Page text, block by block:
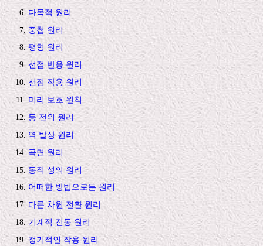
다목적 원리
중첩 원리
평형 원리
선점 반응 원리
선점 작용 원리
미리 보호 원칙
등 전위 원리
역 발상 원리
곡면 원리
동적 성의 원리
어떠한 방법으로든 원리
다른 차원 전환 원리
기계적 진동 원리
정기적인 작용 원리